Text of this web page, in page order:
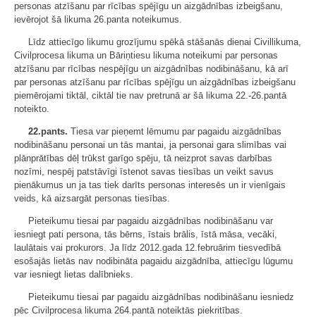
personas atzīšanu par rīcības spējīgu un aizgādnības izbeigšanu,
ievērojot šā likuma 26.panta noteikumus.
Līdz attiecīgo likumu grozījumu spēkā stāšanās dienai Civillikuma,
Civilprocesa likuma un Bāriņtiesu likuma noteikumi par personas
atzīšanu par rīcības nespējīgu un aizgādnības nodibināšanu, kā arī
par personas atzīšanu par rīcības spējīgu un aizgādnības izbeigšanu
piemērojami tiktāl, ciktāl tie nav pretrunā ar šā likuma 22.-26.pantā
noteikto.
22.pants. Tiesa var pieņemt lēmumu par pagaidu aizgādnības
nodibināšanu personai un tās mantai, ja personai gara slimības vai
plānprātības dēļ trūkst garīgo spēju, tā neizprot savas darbības
nozīmi, nespēj patstāvīgi īstenot savas tiesības un veikt savus
pienākumus un ja tas tiek darīts personas interesēs un ir vienīgais
veids, kā aizsargāt personas tiesības.
Pieteikumu tiesai par pagaidu aizgādnības nodibināšanu var
iesniegt pati persona, tās bērns, īstais brālis, īstā māsa, vecāki,
laulātais vai prokurors. Ja līdz 2012.gada 12.februārim tiesvedībā
esošajās lietās nav nodibināta pagaidu aizgādnība, attiecīgu lūgumu
var iesniegt lietas dalībnieks.
Pieteikumu tiesai par pagaidu aizgādnības nodibināšanu iesniedz
pēc Civilprocesa likuma 264.pantā noteiktās piekritības.